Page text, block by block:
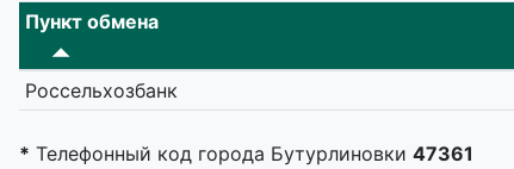
Пункт обмена
Россельхозбанк
* Телефонный код города Бутурлиновки 47361